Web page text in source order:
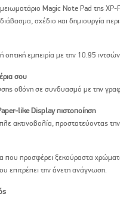
Magic Note Pad της
σχέδιο και δημιουργία
οπτική εμπειρία με την 10.95
σου
οθόνη σε συνδυασμό με την
like Display πιστοποίηση
ακτινοβολία, προστατεύοντας
που προσφέρει ξεκούραστα
επιτρέπει την άνετη ανάγνωση.